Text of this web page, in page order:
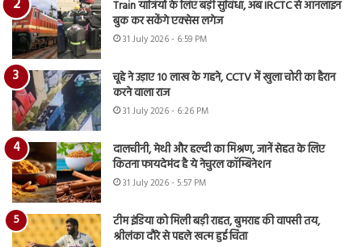
Train यात्रियों के लिए बड़ी सुविधा, अब IRCTC से ऑनलाइन
बुक कर सकेंगे एक्सेस लगेज
31 July 2026 - 6:59 PM
चूहे ने उड़ाए 10 लाख के गहने, CCTV में खुला चोरी का हैरान
करने वाला राज
31 July 2026 - 6:26 PM
दालचीनी, मेथी और हल्दी का मिश्रण, जानें सेहत के लिए
कितना फायदेमंद है ये नेचुरल कॉम्बिनेशन
31 July 2026 - 5:57 PM
टीम इंडिया को मिली बड़ी राहत, बुमराह की वापसी तय,
श्रीलंका दौरे से पहले खत्म हुई चिंता